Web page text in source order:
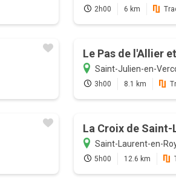
2h00 6 km
Le Pas de l'Allier
Saint-Julien-en-
3h00 8.1 km
La Croix de Saint-
Saint-Laurent-en-
5h00 12.6 km